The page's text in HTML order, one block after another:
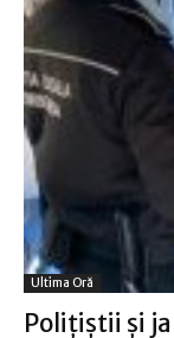
Ultima Oră
Polițiștii și